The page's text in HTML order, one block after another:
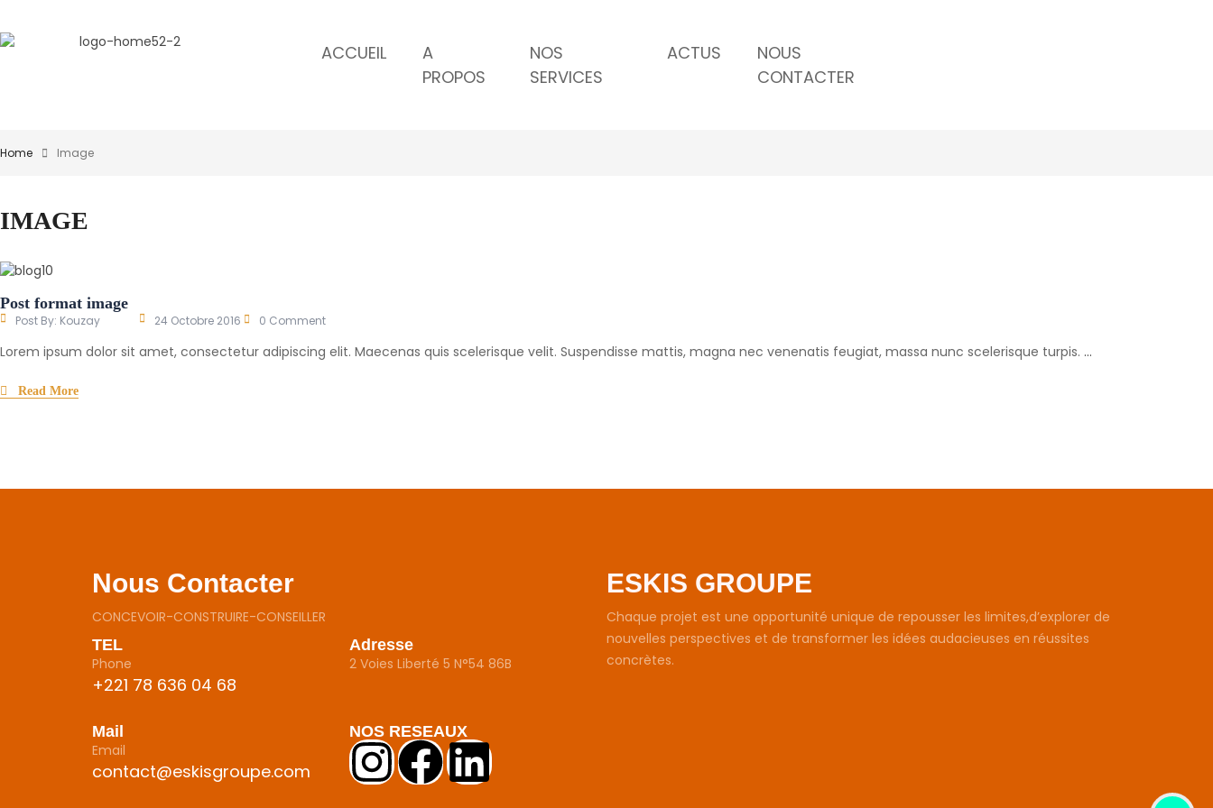
ACCUEIL
A
PROPOS
NOS
SERVICES
ACTUS
NOUS
CONTACTER
Home Image
IMAGE
Post format image
Post By: Kouzay 24 Octobre 2016 0 Comment
Lorem ipsum dolor sit amet, consectetur adipiscing elit. Maecenas quis scelerisque velit. Suspendisse mattis, magna nec venenatis feugiat, massa nunc scelerisque turpis. …
Read More
Nous Contacter
CONCEVOIR-CONSTRUIRE-CONSEILLER
TEL
Phone
+221 78 636 04 68
Adresse
2 Voies Liberté 5 N°54 86B
Mail
Email
contact@eskisgroupe.com
NOS RESEAUX
ESKIS GROUPE
Chaque projet est une opportunité unique de repousser les limites,d’explorer de
nouvelles perspectives et de transformer les idées audacieuses en réussites
concrètes.